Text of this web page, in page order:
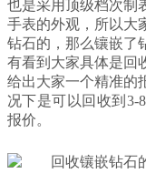
也是采用顶级档次制
手表的外观，所以大
钻石的，那么镶嵌了
有看到大家具体是回
给出大家一个精准的
况下是可以回收到3-
报价。